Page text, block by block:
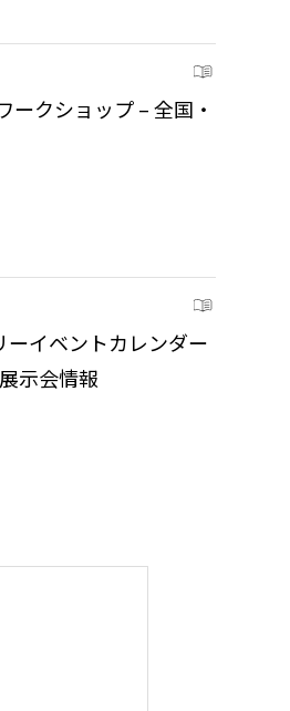
ークショップ – 全国・
ーイベントカレンダー
示会情報